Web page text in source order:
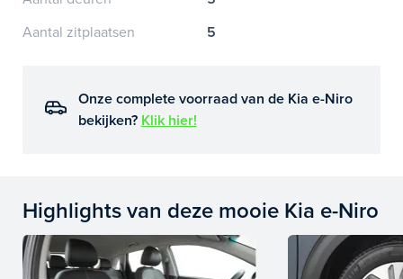
Aantal zitplaatsen
5
Onze complete voorraad van de Kia e-Niro
bekijken? Klik hier!
Highlights van deze mooie Kia e-Niro